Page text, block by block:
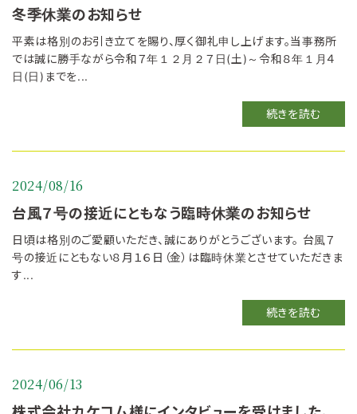
冬季休業のお知らせ
平素は格別のお引き立てを賜り、厚く御礼申し上げます。当事務所
では誠に勝手ながら令和７年１２月２７日(土)～令和８年１月４
日(日)までを...
続きを読む
2024/08/16
台風７号の接近にともなう臨時休業のお知らせ
日頃は格別のご愛顧いただき、誠にありがとうございます。 台風７
号の接近にともない８月１６日（金）は臨時休業とさせていただきま
す...
続きを読む
2024/06/13